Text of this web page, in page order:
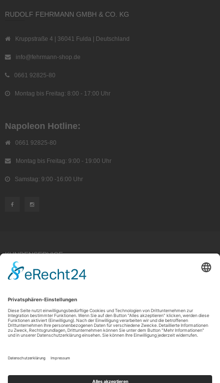
RUDOLF FEHRMANN GMBH & CO. KG
Kruppstraße 4 | 36041 Fulda | Deutschland
info@fehrmann-shop.de
0661 92825-80
Montag bis Freitag: 8:00 - 17:00 Uhr
Napoleon Hotline:
0661 92825-80
Montag bis Freitag: 9:00 - 19:00 Uhr
Samstag: 9:00 -16:00 Uhr
KUNDENSERVICE
ÜBER UNS